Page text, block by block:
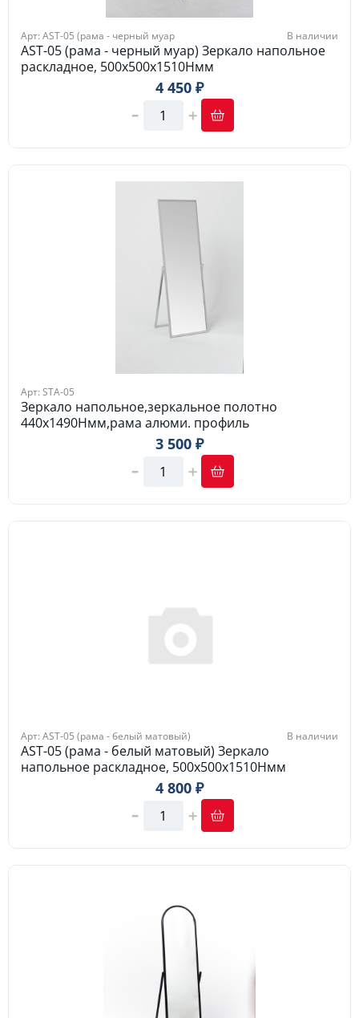
Арт: AST-05 (рама - черный муар В наличии
AST-05 (рама - черный муар) Зеркало напольное
раскладное, 500x500х1510Hмм
4 450 ₽
Арт: STA-05
Зеркало напольное,зеркальное полотно
440х1490Hмм,рама алюми. профиль
3 500 ₽
Арт: AST-05 (рама - белый матовый) В наличии
AST-05 (рама - белый матовый) Зеркало
напольное раскладное, 500x500х1510Hмм
4 800 ₽